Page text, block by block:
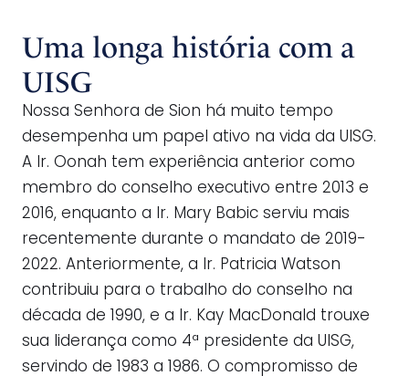
Uma longa história com a
UISG
Nossa Senhora de Sion há muito tempo
desempenha um papel ativo na vida da UISG.
A Ir. Oonah tem experiência anterior como
membro do conselho executivo entre 2013 e
2016, enquanto a Ir. Mary Babic serviu mais
recentemente durante o mandato de 2019-
2022. Anteriormente, a Ir. Patricia Watson
contribuiu para o trabalho do conselho na
década de 1990, e a Ir. Kay MacDonald trouxe
sua liderança como 4ª presidente da UISG,
servindo de 1983 a 1986. O compromisso de